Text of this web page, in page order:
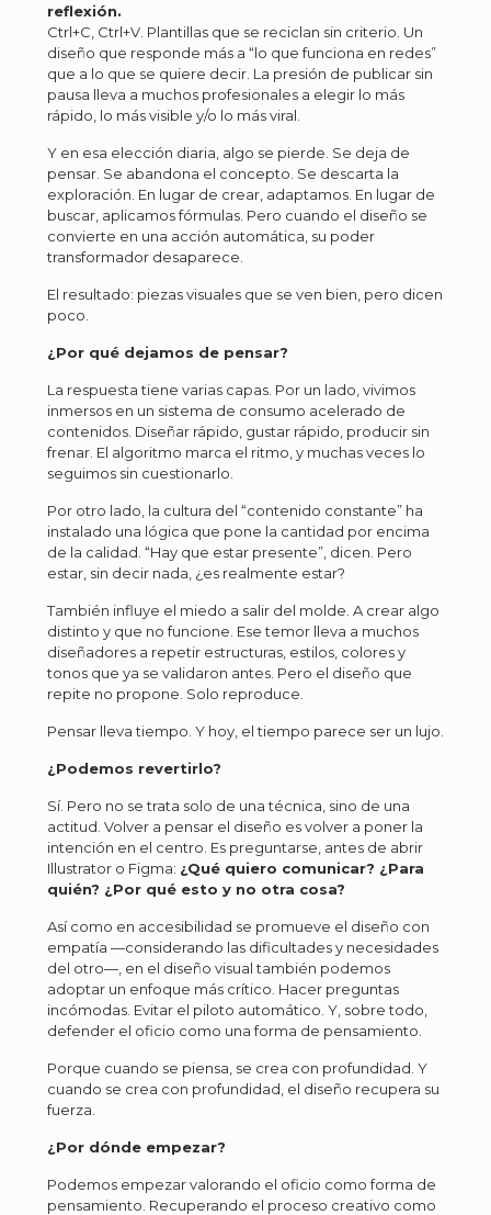
reflexión.
Ctrl+C, Ctrl+V. Plantillas que se reciclan sin criterio. Un
diseño que responde más a “lo que funciona en redes”
que a lo que se quiere decir. La presión de publicar sin
pausa lleva a muchos profesionales a elegir lo más
rápido, lo más visible y/o lo más viral.
Y en esa elección diaria, algo se pierde. Se deja de
pensar. Se abandona el concepto. Se descarta la
exploración. En lugar de crear, adaptamos. En lugar de
buscar, aplicamos fórmulas. Pero cuando el diseño se
convierte en una acción automática, su poder
transformador desaparece.
El resultado: piezas visuales que se ven bien, pero dicen
poco.
¿Por qué dejamos de pensar?
La respuesta tiene varias capas. Por un lado, vivimos
inmersos en un sistema de consumo acelerado de
contenidos. Diseñar rápido, gustar rápido, producir sin
frenar. El algoritmo marca el ritmo, y muchas veces lo
seguimos sin cuestionarlo.
Por otro lado, la cultura del “contenido constante” ha
instalado una lógica que pone la cantidad por encima
de la calidad. “Hay que estar presente”, dicen. Pero
estar, sin decir nada, ¿es realmente estar?
También influye el miedo a salir del molde. A crear algo
distinto y que no funcione. Ese temor lleva a muchos
diseñadores a repetir estructuras, estilos, colores y
tonos que ya se validaron antes. Pero el diseño que
repite no propone. Solo reproduce.
Pensar lleva tiempo. Y hoy, el tiempo parece ser un lujo.
¿Podemos revertirlo?
Sí. Pero no se trata solo de una técnica, sino de una
actitud. Volver a pensar el diseño es volver a poner la
intención en el centro. Es preguntarse, antes de abrir
Illustrator o Figma: ¿Qué quiero comunicar? ¿Para
quién? ¿Por qué esto y no otra cosa?
Así como en accesibilidad se promueve el diseño con
empatía —considerando las dificultades y necesidades
del otro—, en el diseño visual también podemos
adoptar un enfoque más crítico. Hacer preguntas
incómodas. Evitar el piloto automático. Y, sobre todo,
defender el oficio como una forma de pensamiento.
Porque cuando se piensa, se crea con profundidad. Y
cuando se crea con profundidad, el diseño recupera su
fuerza.
¿Por dónde empezar?
Podemos empezar valorando el oficio como forma de
pensamiento. Recuperando el proceso creativo como